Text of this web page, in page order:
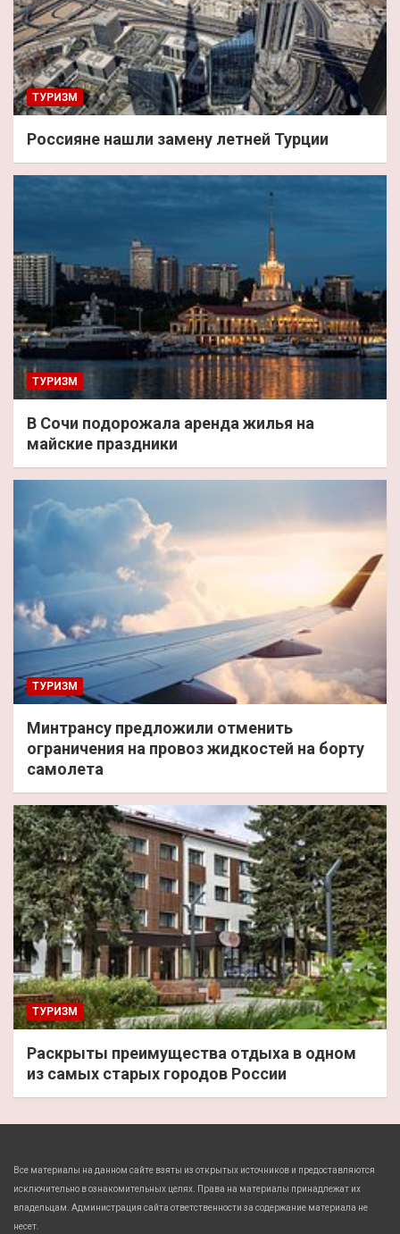
ТУРИЗМ
Россияне нашли замену летней Турции
ТУРИЗМ
В Сочи подорожала аренда жилья на
майские праздники
ТУРИЗМ
Минтрансу предложили отменить
ограничения на провоз жидкостей на борту
самолета
ТУРИЗМ
Раскрыты преимущества отдыха в одном
из самых старых городов России
Все материалы на данном сайте взяты из открытых источников и предоставляются
исключительно в ознакомительных целях. Права на материалы принадлежат их
владельцам. Администрация сайта ответственности за содержание материала не
несет.